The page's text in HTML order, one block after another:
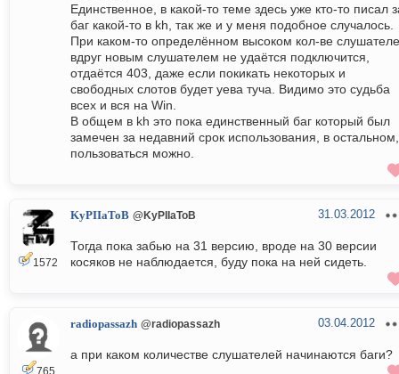
Единственное, в какой-то теме здесь уже кто-то писал
баг какой-то в kh, так же и у меня подобное случалось.
При каком-то определённом высоком кол-ве
вдруг новым слушателем не удаётся подключится,
отдаётся 403, даже если покикать некоторых и
свободных слотов будет уева туча. Видимо это судьба
всех и вся на Win.
В общем в kh это пока единственный баг который был
замечен за недавний срок использования, в остальном,
пользоваться можно.
1572
KyPIIaToB @KyPIIaToB 31.03.2012
Тогда пока забью на 31 версию, вроде на 30 версии
косяков не наблюдается, буду пока на ней сидеть.
radiopassazh @radiopassazh 03.04.2012
а при каком количестве слушателей начинаются баги?